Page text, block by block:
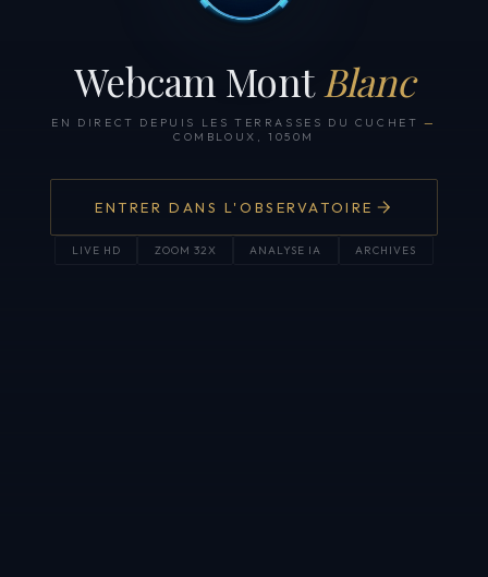
Webcam Mont Blanc
EN DIRECT DEPUIS LES TERRASSES DU CUCHET —
COMBLOUX, 1050M
ENTRER DANS L'OBSERVATOIRE
LIVE HD ZOOM 32X ANALYSE IA ARCHIVES